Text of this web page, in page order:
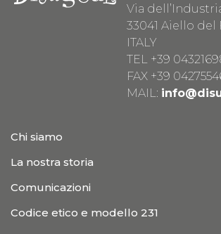
Via
33041 Aiello del
ITALY
TEL +39
FAX +39
MAIL:
Chi siamo
La nostra storia
Comunicazioni
Codice etico e modello 231